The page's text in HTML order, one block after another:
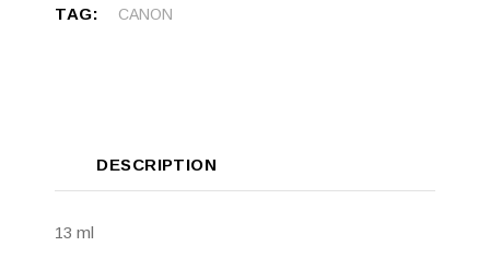
TAG: CANON
DESCRIPTION
13 ml